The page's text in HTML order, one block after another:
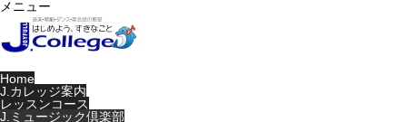
メニュー
Home
J.カレッジ案内
レッスンコース
J.ミュージック倶楽部